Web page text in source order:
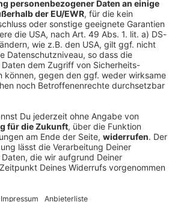
Gewinn und erhöht die
steigt auf einen Rekordwert. Und
Trennung von der
kommen die Münchner voran.